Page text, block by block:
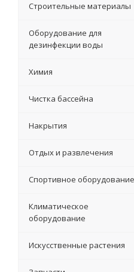
Строительные материалы
Оборудование для
дезинфекции воды
Химия
Чистка бассейна
Накрытия
Отдых и развлечения
Спортивное оборудование
Климатическое
оборудование
Искусственные растения